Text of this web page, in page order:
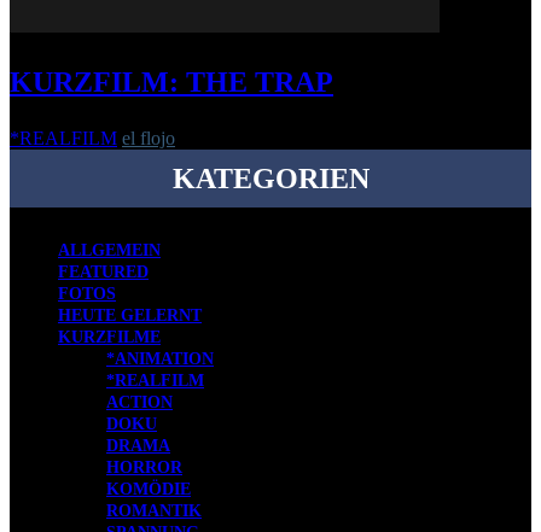
KURZFILM: THE TRAP
*REALFILM el flojo
KATEGORIEN
ALLGEMEIN
FEATURED
FOTOS
HEUTE GELERNT
KURZFILME
*ANIMATION
*REALFILM
ACTION
DOKU
DRAMA
HORROR
KOMÖDIE
ROMANTIK